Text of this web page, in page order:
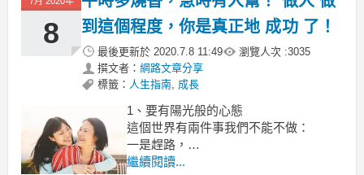
工作壓力大，靠刷卡購物紓解壓力
8
到這個程度，你是真正地 成功 了！
最後更新於 2020.7.8 11:49 瀏覽人次 :3035
撰文者： 網路文章分享
標籤： 人生指南, 成長
1、要有陽光般的心態
這個世界有兩件事我們不能不做：
一是趕路，
二是停下來看看自己是否擁有一份好心
繼續閱讀...